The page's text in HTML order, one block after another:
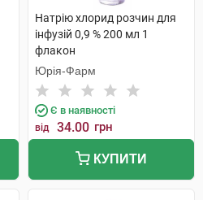
Натрію хлорид розчин для
інфузій 0,9 % 200 мл 1
флакон
Юрія-Фарм
Є в наявності
від 34.00 грн
КУПИТИ